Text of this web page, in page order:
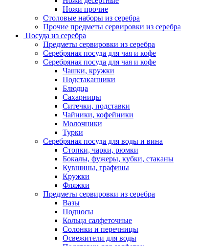
Ножи прочие
Столовые наборы из серебра
Прочие предметы сервировки из серебра
Посуда из серебра
Предметы сервировки из серебра
Серебряная посуда для чая и кофе
Серебряная посуда для чая и кофе
Чашки, кружки
Подстаканники
Блюдца
Сахарницы
Ситечки, подставки
Чайники, кофейники
Молочники
Турки
Серебряная посуда для воды и вина
Стопки, чарки, рюмки
Бокалы, фужеры, кубки, стаканы
Кувшины, графины
Кружки
Фляжки
Предметы сервировки из серебра
Вазы
Подносы
Кольца салфеточные
Солонки и перечницы
Освежители для воды